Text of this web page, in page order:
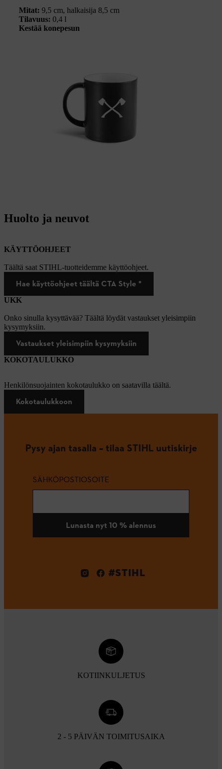
Mitat: 9,5 cm, halkaisija 8,5 cm
Tilavuus: 0,4 l
Kestää konepesun
Huolto ja neuvot
KÄYTTÖOHJEET
Täältä saat STIHL-tuotteidemme käyttöohjeet.
Hae käyttöohjeet täältä CTA Style *
UKK
Onko sinulla kysyttävää? Täältä löydät vastaukset yleisimpiin
kysymyksiin.
Vastaukset yleisimpiin kysymyksiin
KOKOTAULUKKO
Henkilönsuojainten kokotaulukko on saatavilla täältä.
Kokotaulukkoon
Pysy ajan tasalla – tilaa STIHL uutiskirje
SÄHKÖPOSTIOSOITE
Lunasta nyt 10 % alennus
#STIHL
KOTIINKULJETUS
2 - 5 PÄIVÄN TOIMITUSAIKA